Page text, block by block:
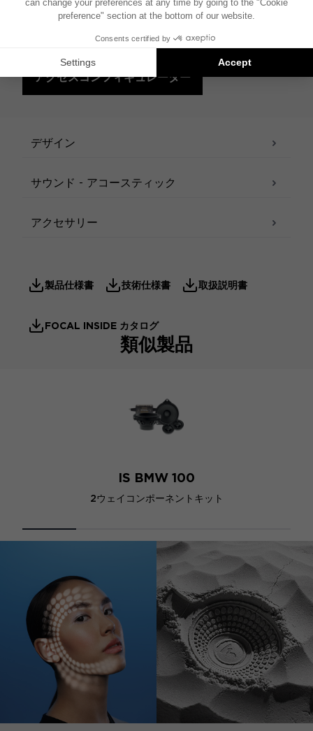
より豊かなサウンド体験と迫力ある低音のため
に、アンプとサブウーファーを追加しましょう。
アクセスコンフィギュレーター
デザイン
サウンド - アコースティック
アクセサリー
製品仕様書 技術仕様書 取扱説明書
FOCAL INSIDE カタログ
類似製品
IS BMW 100
2ウェイコンポーネントキット